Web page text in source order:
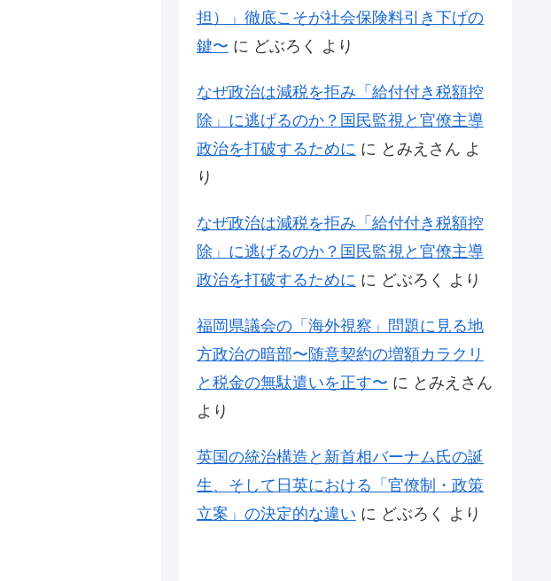
担）」徹底こそが社会保険料引き下げの
鍵〜 に どぶろく より
なぜ政治は減税を拒み「給付付き税額控
除」に逃げるのか？国民監視と官僚主導
政治を打破するために に とみえさん よ
り
なぜ政治は減税を拒み「給付付き税額控
除」に逃げるのか？国民監視と官僚主導
政治を打破するために に どぶろく より
福岡県議会の「海外視察」問題に見る地
方政治の暗部〜随意契約の増額カラクリ
と税金の無駄遣いを正す〜 に とみえさん
より
英国の統治構造と新首相バーナム氏の誕
生、そして日英における「官僚制・政策
立案」の決定的な違い に どぶろく より